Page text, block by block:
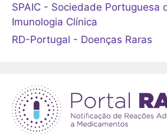
SPAIC - Sociedade Portuguesa
Imunologia Clínica
RD-Portugal - Doenças Raras